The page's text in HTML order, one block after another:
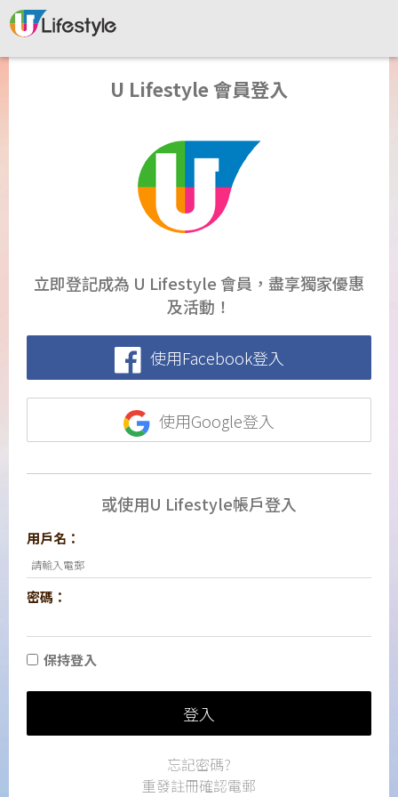
U Lifestyle 會員登入
立即登記成為 U Lifestyle 會員，盡享獨家優惠
及活動！
使用Facebook登入
使用Google登入
或使用U Lifestyle帳戶登入
用戶名：
密碼：
保持登入
登入
忘記密碼?
重發註冊確認電郵